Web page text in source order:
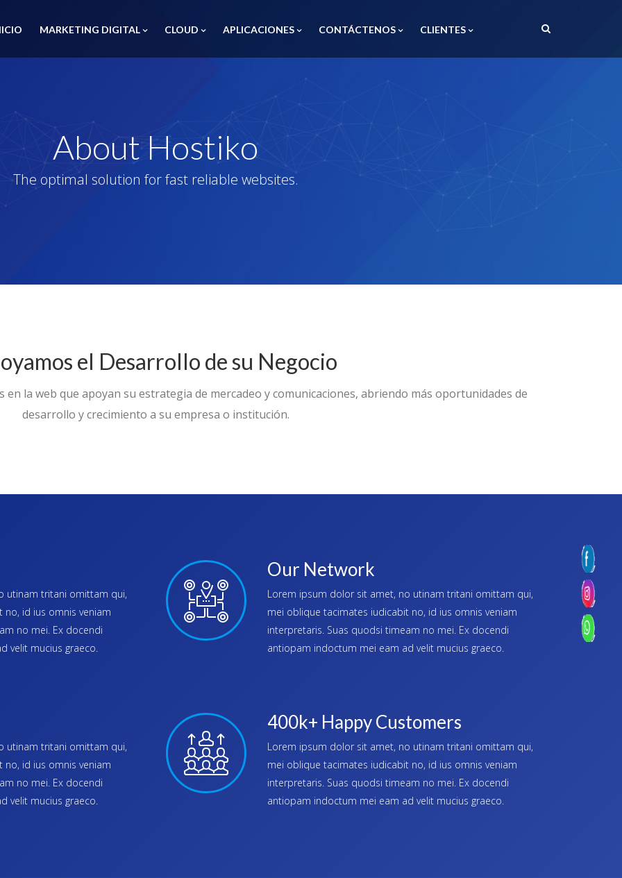
MARKETING DIGITAL CLOUD APLICACIONES CONTÁCTENOS CLIENTES
About Hostiko
The optimal solution for fast reliable websites.
el Desarrollo de su Negocio
la web que apoyan su estrategia de mercadeo y comunicaciones, abriendo más oportunidades de
desarrollo y crecimiento a su empresa o institución.
utinam tritani omittam qui,
id ius omnis veniam
no mei. Ex docendi
velit mucius graeco.
utinam tritani omittam qui,
id ius omnis veniam
no mei. Ex docendi
velit mucius graeco.
Our Network
Lorem ipsum dolor sit amet, no utinam tritani omittam qui,
mei oblique tacimates iudicabit no, id ius omnis veniam
interpretaris. Suas quodsi timeam no mei. Ex docendi
antiopam indoctum mei eam ad velit mucius graeco.
400k+ Happy Customers
Lorem ipsum dolor sit amet, no utinam tritani omittam qui,
mei oblique tacimates iudicabit no, id ius omnis veniam
interpretaris. Suas quodsi timeam no mei. Ex docendi
antiopam indoctum mei eam ad velit mucius graeco.